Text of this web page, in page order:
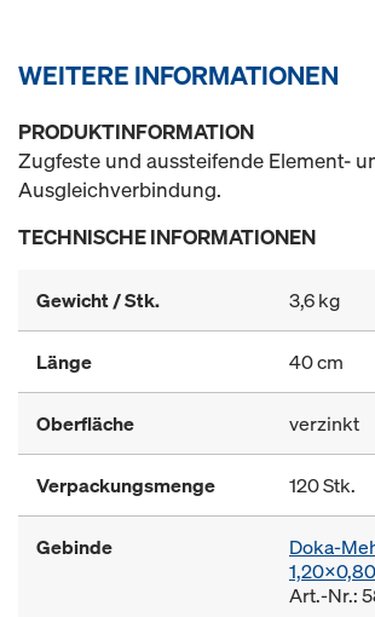
WEITERE INFORMATIONEN
PRODUKTINFORMATION
Zugfeste und aussteifende Element-
Ausgleichverbindung.
TECHNISCHE INFORMATIONEN
Gewicht / Stk. 3,6 kg
Länge 40 cm
Oberfläche verzinkt
Verpackungsmenge 120 Stk.
Gebinde
Doka-
Art.-Nr.: